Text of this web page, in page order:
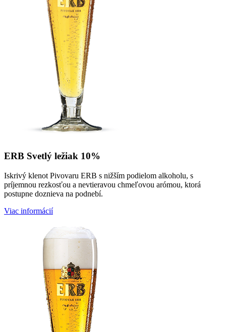
ERB Svetlý ležiak 10%
Iskrivý klenot Pivovaru ERB s nižším podielom alkoholu, s
príjemnou rezkosťou a nevtieravou chmeľovou arómou, ktorá
postupne doznieva na podnebí.
Viac informácií